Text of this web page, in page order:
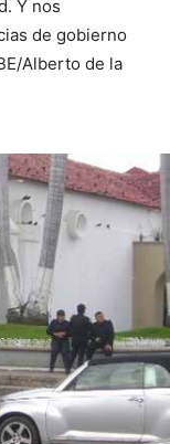
Y nos
de gobierno
Alberto de la